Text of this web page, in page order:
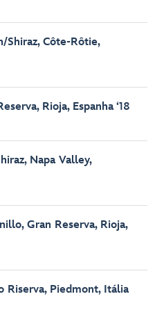
Shiraz, Côte-Rôtie,
Rioja, Espanha ‘18
Napa Valley,
Gran Reserva, Rioja,
Riserva, Piedmont, Itália